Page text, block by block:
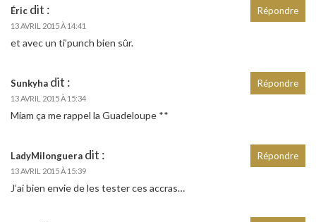
Éric dit :
13 AVRIL 2015 À 14:41
et avec un ti’punch bien sûr.
Répondre
Sunkyha dit :
13 AVRIL 2015 À 15:34
Miam ça me rappel la Guadeloupe **
Répondre
LadyMilonguera dit :
13 AVRIL 2015 À 15:39
J’ai bien envie de les tester ces accras…
Répondre